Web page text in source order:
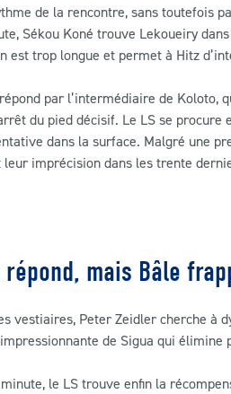
de la rencontre, sans toutefois
Sékou Koné trouve Lekoueiry
est trop longue et permet à Hitz
par l’intermédiaire de
du pied décisif. Le LS se
dans la surface. Malgré une
leur imprécision dans les trente
mais Bâle
vestiaires, Peter Zeidler cherche à
de Sigua qui
le LS trouve enfin la